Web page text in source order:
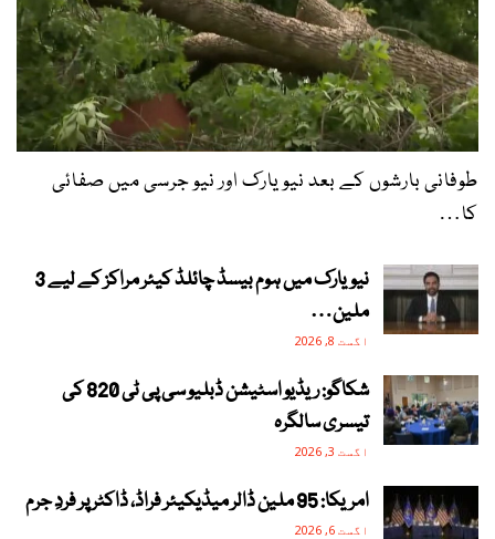
طوفانی بارشوں کے بعد نیویارک اور نیو جرسی میں صفائی
کا…
نیویارک میں ہوم بیسڈ چائلڈ کیئر مراکز کے لیے 3
ملین…
اگست 8, 2026
شکاگو: ریڈیو اسٹیشن ڈبلیو سی پی ٹی 820 کی
تیسری سالگرہ
اگست 3, 2026
امریکا: 95 ملین ڈالر میڈیکیئر فراڈ، ڈاکٹر پر فردِ جرم
اگست 6, 2026